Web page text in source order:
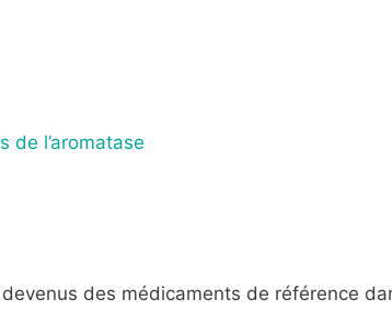
de l’aromatase
des médicaments de référence